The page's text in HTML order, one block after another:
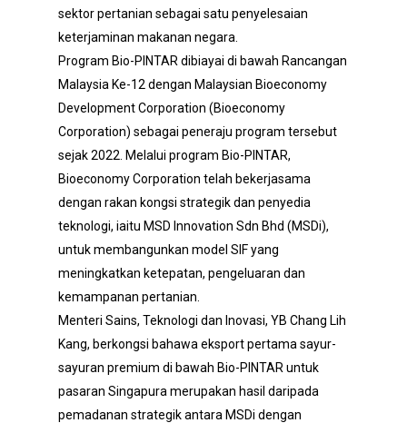
sektor pertanian sebagai satu penyelesaian
keterjaminan makanan negara.
Program Bio-PINTAR dibiayai di bawah Rancangan
Malaysia Ke-12 dengan Malaysian Bioeconomy
Development Corporation (Bioeconomy
Corporation) sebagai peneraju program tersebut
sejak 2022. Melalui program Bio-PINTAR,
Bioeconomy Corporation telah bekerjasama
dengan rakan kongsi strategik dan penyedia
teknologi, iaitu MSD Innovation Sdn Bhd (MSDi),
untuk membangunkan model SIF yang
meningkatkan ketepatan, pengeluaran dan
kemampanan pertanian.
Menteri Sains, Teknologi dan Inovasi, YB Chang Lih
Kang, berkongsi bahawa eksport pertama sayur-
sayuran premium di bawah Bio-PINTAR untuk
pasaran Singapura merupakan hasil daripada
pemadanan strategik antara MSDi dengan